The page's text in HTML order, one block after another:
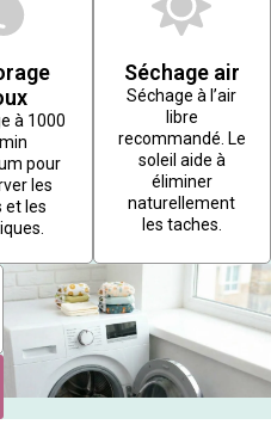
à 1000
pour
les
et les
Séchage air
Séchage à l’air
libre
recommandé. Le
soleil aide à
éliminer
naturellement
les taches.